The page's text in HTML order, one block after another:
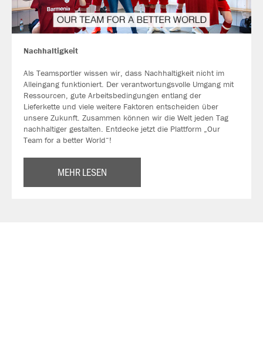
Nachhaltigkeit
Als Teamsportler wissen wir, dass Nachhaltigkeit nicht im
Alleingang funktioniert. Der verantwortungsvolle Umgang mit
Ressourcen, gute Arbeitsbedingungen entlang der
Lieferkette und viele weitere Faktoren entscheiden über
unsere Zukunft. Zusammen können wir die Welt jeden Tag
nachhaltiger gestalten. Entdecke jetzt die Plattform „Our
Team for a better World“!
MEHR LESEN